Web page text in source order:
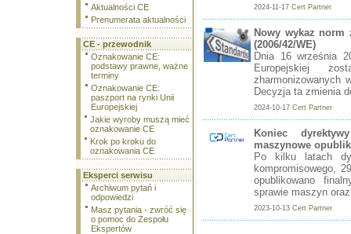
Aktualności CE
Prenumerata aktualności
CE - przewodnik
Oznakowanie CE:
podstawy prawne, ważne
terminy
Oznakowanie CE:
paszport na rynki Unii
Europejskiej
Jakie wyroby muszą mieć
oznakowanie CE
Krok po kroku do
oznakowania CE
Eksperci serwisu
Archiwum pytań i
odpowiedzi
Masz pytania - zwróć się
o pomoc do Zespołu
Ekspertów
2024-11-17 Cert Partner
Nowy wykaz norm
(2006/42/WE)
Dnia 16 września
Europejskiej
zharmonizowanych
Decyzja ta zmienia
2024-10-17 Cert Partner
Koniec
maszynowe
Po kilku latach
kompromisowego,
opublikowano
sprawie maszyn
2023-10-13 Cert Partner